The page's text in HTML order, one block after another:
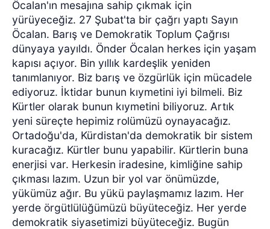
Öcalan'ın mesajına sahip çıkmak için
yürüyeceğiz. 27 Şubat'ta bir çağrı yaptı Sayın
Öcalan. Barış ve Demokratik Toplum Çağrısı
dünyaya yayıldı. Önder Öcalan herkes için yaşam
kapısı açıyor. Bin yıllık kardeşlik yeniden
tanımlanıyor. Biz barış ve özgürlük için mücadele
ediyoruz. İktidar bunun kıymetini iyi bilmeli. Biz
Kürtler olarak bunun kıymetini biliyoruz. Artık
yeni süreçte hepimiz rolümüzü oynayacağız.
Ortadoğu'da, Kürdistan'da demokratik bir sistem
kuracağız. Kürtler bunu yapabilir. Kürtlerin buna
enerjisi var. Herkesin iradesine, kimliğine sahip
çıkması lazım. Uzun bir yol var önümüzde,
yükümüz ağır. Bu yükü paylaşmamız lazım. Her
yerde örgütlülüğümüzü büyüteceğiz. Her yerde
demokratik siyasetimizi büyüteceğiz. Bugün